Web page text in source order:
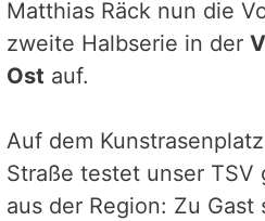
Matthias Räck nun die
zweite Halbserie in der
Ost auf.
Auf dem
Straße testet unser TSV
aus der Region: Zu